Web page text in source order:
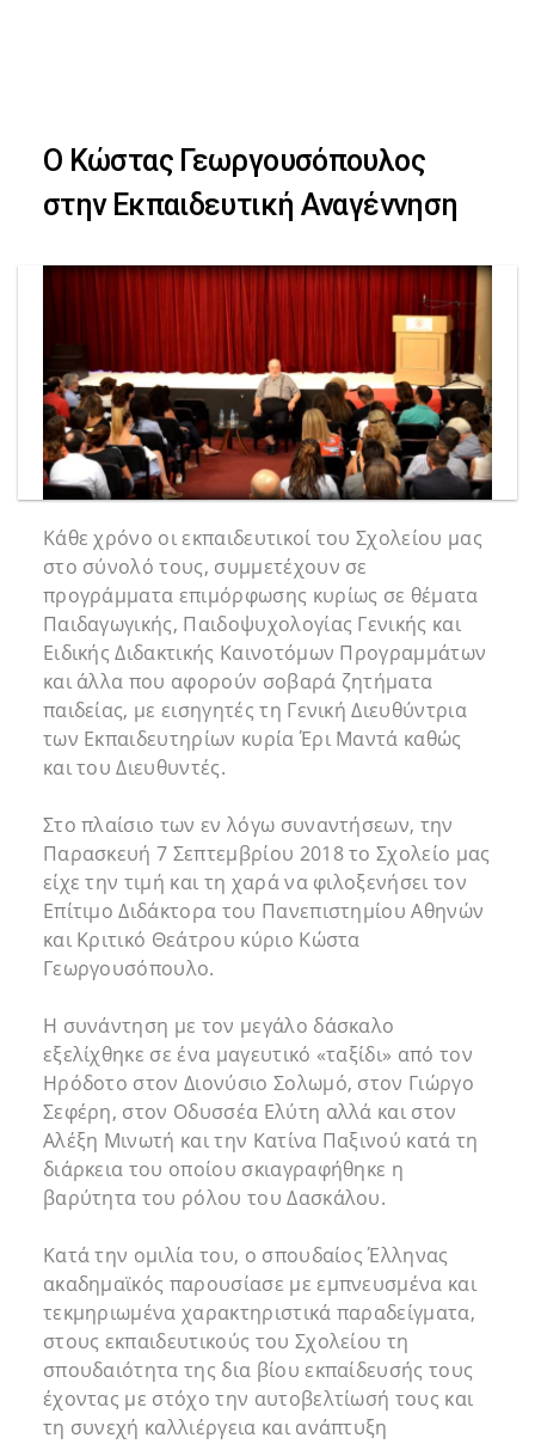
navigation
content
Ο Κώστας Γεωργουσόπουλος
στην Εκπαιδευτική Αναγέννηση
Κάθε χρόνο οι εκπαιδευτικοί του Σχολείου μας
στο σύνολό τους, συμμετέχουν σε
προγράμματα επιμόρφωσης κυρίως σε θέματα
Παιδαγωγικής, Παιδοψυχολογίας Γενικής και
Ειδικής Διδακτικής Καινοτόμων Προγραμμάτων
και άλλα που αφορούν σοβαρά ζητήματα
παιδείας, με εισηγητές τη Γενική Διευθύντρια
των Εκπαιδευτηρίων κυρία Έρι Μαντά καθώς
και του Διευθυντές.
Στο πλαίσιο των εν λόγω συναντήσεων, την
Παρασκευή 7 Σεπτεμβρίου 2018 το Σχολείο μας
είχε την τιμή και τη χαρά να φιλοξενήσει τον
Επίτιμο Διδάκτορα του Πανεπιστημίου Αθηνών
και Κριτικό Θεάτρου κύριο Κώστα
Γεωργουσόπουλο.
Η συνάντηση με τον μεγάλο δάσκαλο
εξελίχθηκε σε ένα μαγευτικό «ταξίδι» από τον
Ηρόδοτο στον Διονύσιο Σολωμό, στον Γιώργο
Σεφέρη, στον Οδυσσέα Ελύτη αλλά και στον
Αλέξη Μινωτή και την Κατίνα Παξινού κατά τη
διάρκεια του οποίου σκιαγραφήθηκε η
βαρύτητα του ρόλου του Δασκάλου.
Κατά την ομιλία του, ο σπουδαίος Έλληνας
ακαδημαϊκός παρουσίασε με εμπνευσμένα και
τεκμηριωμένα χαρακτηριστικά παραδείγματα,
στους εκπαιδευτικούς του Σχολείου τη
σπουδαιότητα της δια βίου εκπαίδευσής τους
έχοντας με στόχο την αυτοβελτίωσή τους και
τη συνεχή καλλιέργεια και ανάπτυξη